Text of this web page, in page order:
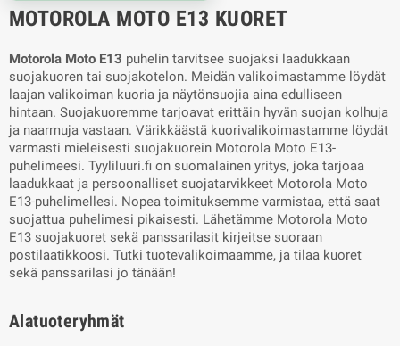
MOTOROLA MOTO E13 KUORET
Motorola Moto E13 puhelin tarvitsee suojaksi laadukkaan
suojakuoren tai suojakotelon. Meidän valikoimastamme löydät
laajan valikoiman kuoria ja näytönsuojia aina edulliseen
hintaan. Suojakuoremme tarjoavat erittäin hyvän suojan kolhuja
ja naarmuja vastaan. Värikkäästä kuorivalikoimastamme löydät
varmasti mieleisesti suojakuorein Motorola Moto E13-
puhelimeesi. Tyyliluuri.fi on suomalainen yritys, joka tarjoaa
laadukkaat ja persoonalliset suojatarvikkeet Motorola Moto
E13-puhelimellesi. Nopea toimituksemme varmistaa, että saat
suojattua puhelimesi pikaisesti. Lähetämme Motorola Moto
E13 suojakuoret sekä panssarilasit kirjeitse suoraan
postilaatikkoosi. Tutki tuotevalikoimaamme, ja tilaa kuoret
sekä panssarilasi jo tänään!
Alatuoteryhmät